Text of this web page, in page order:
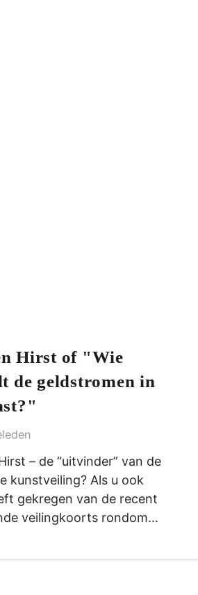
Hirst of "Wie
de geldstromen in
– de “uitvinder” van de
kunstveiling? Als u ook
gekregen van de recent
veilingkoorts rondom…